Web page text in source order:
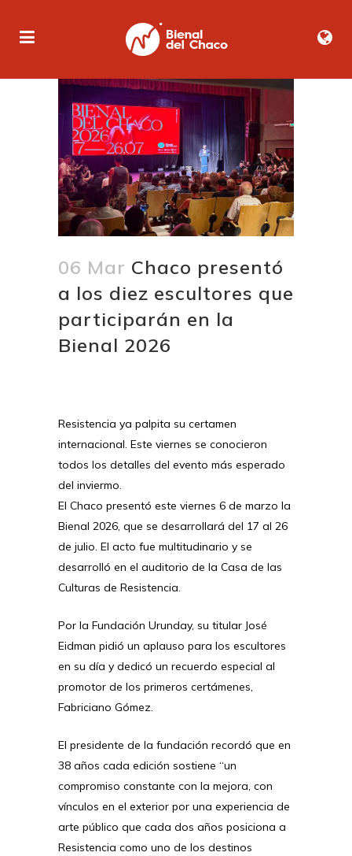
06 Mar Chaco presentó
a los diez escultores que
participarán en la
Bienal 2026
Resistencia ya palpita su certamen
internacional. Este viernes se conocieron
todos los detalles del evento más esperado
del inviermo.
El Chaco presentó este viernes 6 de marzo la
Bienal 2026, que se desarrollará del 17 al 26
de julio. El acto fue multitudinario y se
desarrolló en el auditorio de la Casa de las
Culturas de Resistencia.
Por la Fundación Urunday, su titular José
Eidman pidió un aplauso para los escultores
en su día y dedicó un recuerdo especial al
promotor de los primeros certámenes,
Fabriciano Gómez.
El presidente de la fundación recordó que en
38 años cada edición sostiene “un
compromiso constante con la mejora, con
vínculos en el exterior por una experiencia de
arte público que cada dos años posiciona a
Resistencia como uno de los destinos